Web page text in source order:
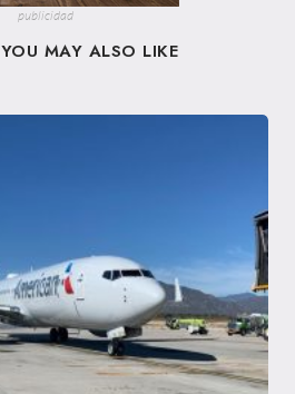
publicidad
YOU MAY ALSO LIKE